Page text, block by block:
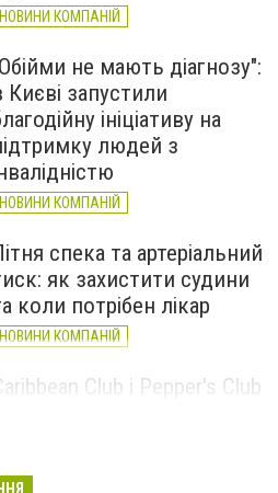
НОВИНИ КОМПАНІЙ
не мають діагнозу":
Києві запустили
ініціативу на
людей з
НОВИНИ КОМПАНІЙ
спека та артеріальний
як захистити судини
коли потрібен лікар
НОВИНИ КОМПАНІЙ
Club і Pepper's Club